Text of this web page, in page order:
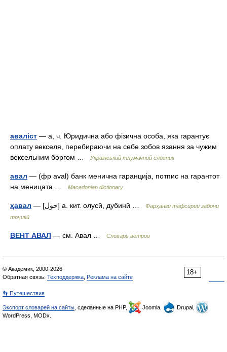
аваліст — а, ч. Юридична або фізична особа, яка гарантує
оплату векселя, перебираючи на себе зобов язання за чужим
вексельним боргом …
Український тлумачний словник
авал — (фр aval) банк менична гаранција, потпис на гарантот
на меницата …
Macedonian dictionary
ҳавал — [حول] а. кит. олусӣ, дубинӣ …
Фарҳанги тафсирии забони
тоҷикӣ
ВЕНТ АВАЛ — см. Авал … Словарь ветров
18+
© Академик, 2000-2026
Обратная связь: Техподдержка Реклама на сайте
👣 Путешествия
Экспорт словарей на сайты , сделанные на PHP, Joomla,
Drupal,
WordPress, MODx.